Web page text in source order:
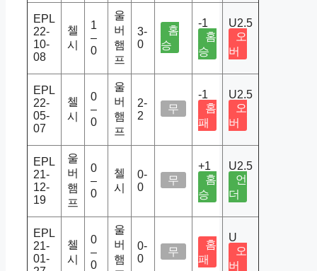
EPL
22-
10-
08
첼
시
1
–
0
울
버
햄
프
3-
0
홈
승
-1
홈
승
U2.5
오
버
EPL
22-
05-
07
첼
시
0
–
0
울
버
햄
프
2-
2
무
-1
홈
패
U2.5
오
버
EPL
21-
12-
19
울
버
햄
프
0
–
0
첼
시
0-
0
무
+1
홈
승
U2.5
언
더
EPL
21-
01-
첼
시
0
–
0
울
버
햄
0-
0
무
홈
패
U
오
버